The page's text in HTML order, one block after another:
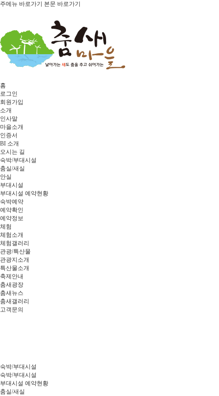
주메뉴 바로가기 본문 바로가기
홈
로그인
회원가입
소개
인사말
마을소개
인증서
BI 소개
오시는 길
숙박/부대시설
춤실/새실
안실
부대시설
부대시설 예약현황
숙박예약
예약확인
예약정보
체험
체험소개
체험갤러리
관광/특산물
관광지소개
특산물소개
축제안내
춤새광장
춤새뉴스
춤새갤러리
고객문의
숙박/부대시설
숙박/부대시설
부대시설 예약현황
춤실/새실